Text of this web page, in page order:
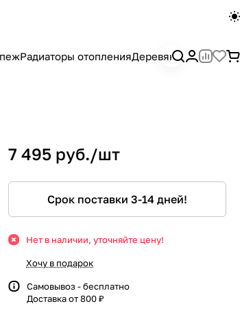
Радиаторы отопленияДеревянный
7 495 руб./шт
Срок поставки 3-14 дней!
Нет в наличии, уточняйте цену!
Хочу в подарок
Самовывоз - бесплатно
Доставка от 800 ₽